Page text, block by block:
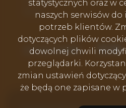
Rodo
social media
statystycznych oraz w
naszych serwisów
potrzeb klientów.
dotyczących plików
dowolnej chwili
przeglądarki.
zmian ustawień
że będą one zapisane w